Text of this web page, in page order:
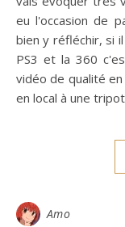
eu l'occasion de
bien y réfléchir, si
PS3 et la 360
vidéo de qualité
en local à une
Amo